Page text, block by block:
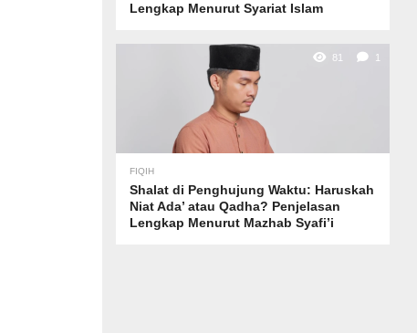
Lengkap Menurut Syariat Islam
81 1
FIQIH
Shalat di Penghujung Waktu: Haruskah
Niat Ada’ atau Qadha? Penjelasan
Lengkap Menurut Mazhab Syafi’i